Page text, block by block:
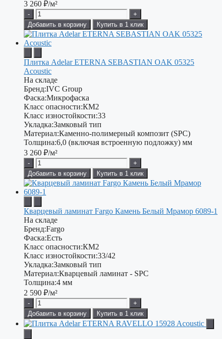
3 260 ₽/м²
-
+
Добавить в корзину
Купить в 1 клик
Плитка Adelar ETERNA SEBASTIAN OAK 05325
Acoustic
На складе
Бренд:IVC Group
Фаска:Микрофаска
Класс опасности:КМ2
Класс изностойкости:33
Укладка:Замковый тип
Материал:Каменно-полимерный композит (SPC)
Толщина:6,0 (включая встроенную подложку) мм
3 260 ₽/м²
-
+
Добавить в корзину
Купить в 1 клик
Кварцевый ламинат Fargo Камень Белый Мрамор 6089-1
На складе
Бренд:Fargo
Фаска:Есть
Класс опасности:КМ2
Класс изностойкости:33/42
Укладка:Замковый тип
Материал:Кварцевый ламинат - SPC
Толщина:4 мм
2 590 ₽/м²
-
+
Добавить в корзину
Купить в 1 клик